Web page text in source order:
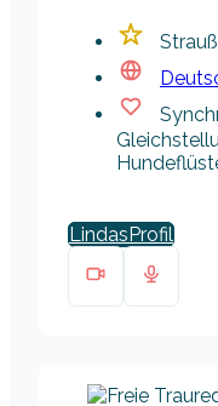
Lindas